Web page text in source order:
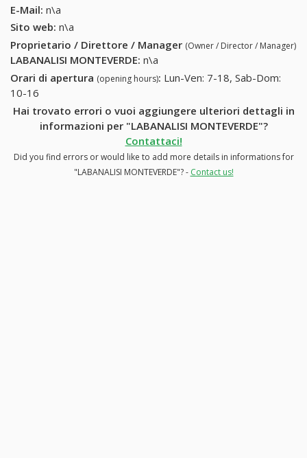
E-Mail: n\a
Sito web: n\a
Proprietario / Direttore / Manager (Owner / Director / Manager)
LABANALISI MONTEVERDE: n\a
Orari di apertura (opening hours): Lun-Ven: 7-18, Sab-Dom:
10-16
Hai trovato errori o vuoi aggiungere ulteriori dettagli in
informazioni per "LABANALISI MONTEVERDE"?
Contattaci!
Did you find errors or would like to add more details in informations for
"LABANALISI MONTEVERDE"? - Contact us!